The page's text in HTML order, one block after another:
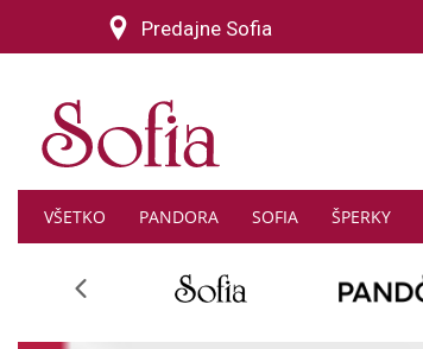
Predajne Sofia
VŠETKO PANDORA SOFIA ŠPERKY